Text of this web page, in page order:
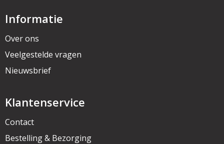
Informatie
Over ons
Veelgestelde vragen
Nieuwsbrief
Klantenservice
Contact
Bestelling & Bezorging